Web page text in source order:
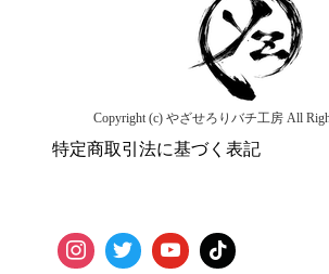
Copyright (c) やざせろりバチ工房 All
特定商取引法に基づく表記